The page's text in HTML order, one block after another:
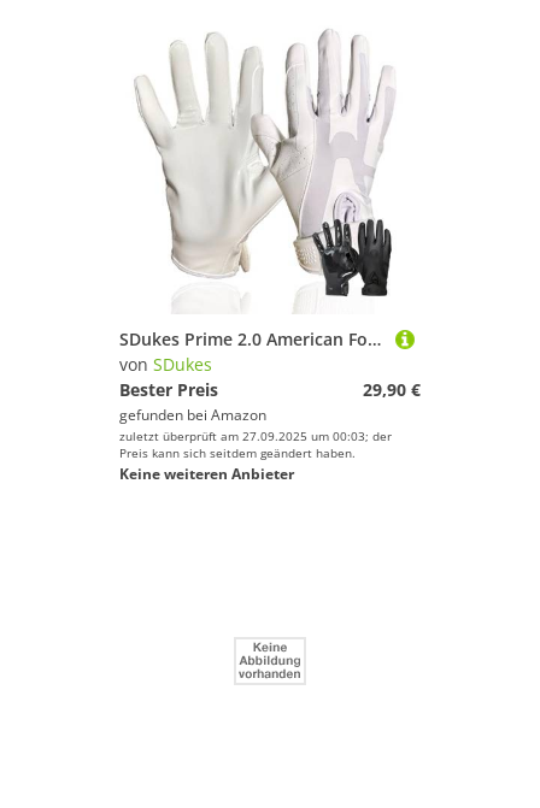
SDukes Prime 2.0 American Football Handschuhe Gloves Receiver Empfänger (Weiß, L)
von SDukes
Bester Preis
29,90 €
gefunden bei Amazon
zuletzt überprüft am 27.09.2025 um 00:03; der
Preis kann sich seitdem geändert haben.
Keine weiteren Anbieter